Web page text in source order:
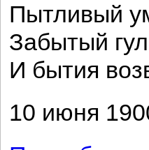
Пытливый
Забытый
И бытия
10 июня